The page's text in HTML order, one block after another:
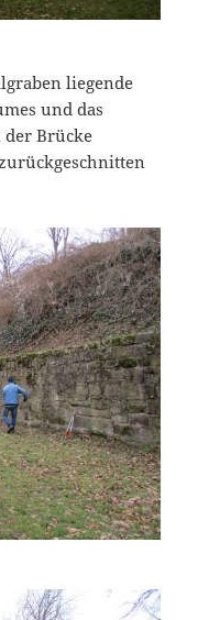
liegende
und das
der Brücke